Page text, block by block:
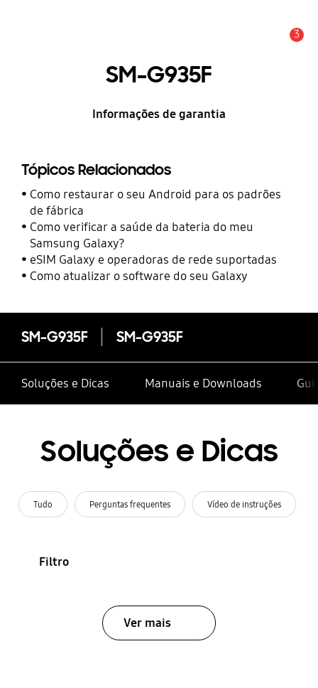
3
SM-G935F
Informações de garantia
Tópicos Relacionados
Como restaurar o seu Android para os padrões
de fábrica
Como verificar a saúde da bateria do meu
Samsung Galaxy?
eSIM Galaxy e operadoras de rede suportadas
Como atualizar o software do seu Galaxy
SM-G935F SM-G935F
Soluções e Dicas Manuais e Downloads
Soluções e Dicas
Tudo Perguntas frequentes Vídeo de instruções
Filtro
Ver mais